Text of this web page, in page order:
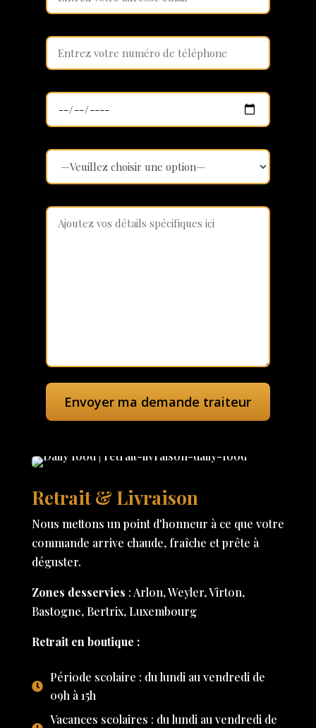
Retrait & Livraison
Nous mettons un point d'honneur à ce que votre
commande arrive chaude, fraîche et prête à
déguster.
Zones desservies : Arlon, Weyler, Virton,
Bastogne, Bertrix, Luxembourg
Retrait en boutique :
Période scolaire : du lundi au vendredi de
09h à 15h
Vacances scolaires : du lundi au vendredi de